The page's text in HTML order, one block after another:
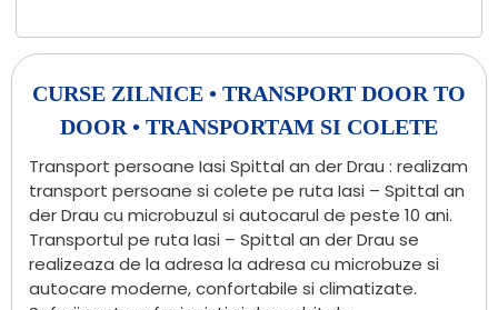
CURSE ZILNICE • TRANSPORT DOOR TO
DOOR • TRANSPORTAM SI COLETE
Transport persoane Iasi Spittal an der Drau : realizam
transport persoane si colete pe ruta Iasi – Spittal an
der Drau cu microbuzul si autocarul de peste 10 ani.
Transportul pe ruta Iasi – Spittal an der Drau se
realizeaza de la adresa la adresa cu microbuze si
autocare moderne, confortabile si climatizate.